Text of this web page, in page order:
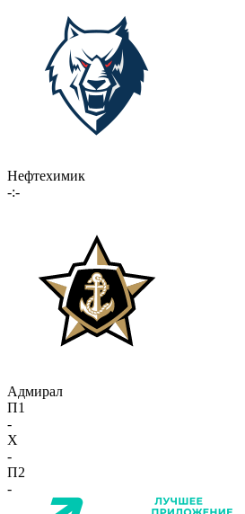
Нефтехимик
-:-
Адмирал
П1
-
X
-
П2
-